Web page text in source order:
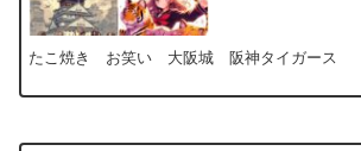
たこ焼き お笑い 大阪城 阪神タイガース